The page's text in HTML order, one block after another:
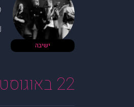
ישיבה
22 באוגוסט